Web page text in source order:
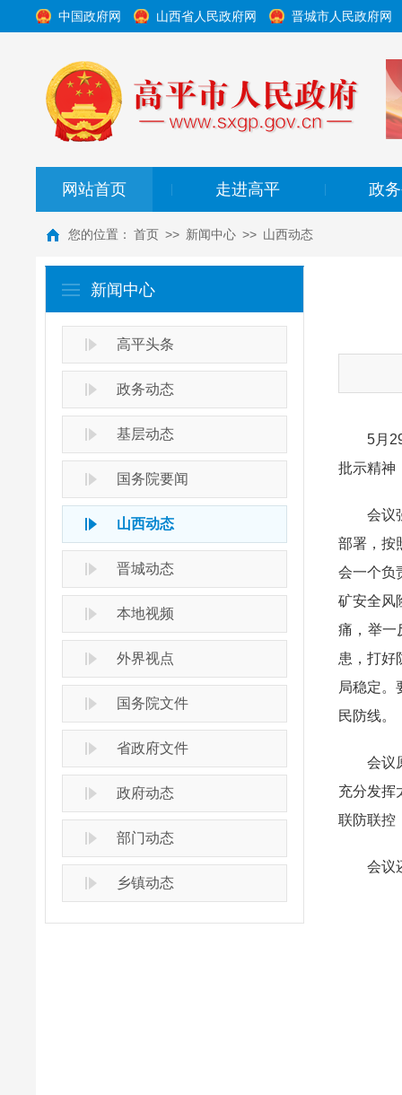
中国政府网 山西省人民政府网 晋城市人民政府网
网站首页 走进高平 政
您的位置： 首页 >> 新闻中心 >> 山西动态
新闻中心
高平头条
政务动态
基层动态
国务院要闻
山西动态
晋城动态
本地视频
外界视点
国务院文件
省政府文件
政府动态
部门动态
乡镇动态
5月
批示精神
会议
部署，按
会一个负
矿安全风
痛，举一
患，打好
局稳定。
民防线。
会议
充分发挥
联防联控
会议